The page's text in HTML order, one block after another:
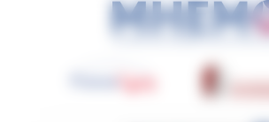
Panneau de gestion des cookies